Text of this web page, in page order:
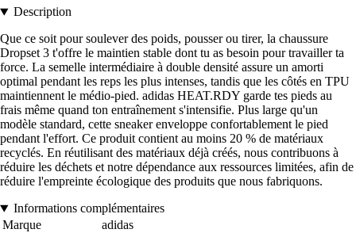
Description
Que ce soit pour soulever des poids, pousser ou tirer, la chaussure
Dropset 3 t'offre le maintien stable dont tu as besoin pour travailler ta
force. La semelle intermédiaire à double densité assure un amorti
optimal pendant les reps les plus intenses, tandis que les côtés en TPU
maintiennent le médio-pied. adidas HEAT.RDY garde tes pieds au
frais même quand ton entraînement s'intensifie. Plus large qu'un
modèle standard, cette sneaker enveloppe confortablement le pied
pendant l'effort. Ce produit contient au moins 20 % de matériaux
recyclés. En réutilisant des matériaux déjà créés, nous contribuons à
réduire les déchets et notre dépendance aux ressources limitées, afin de
réduire l'empreinte écologique des produits que nous fabriquons.
Informations complémentaires
Marque
adidas